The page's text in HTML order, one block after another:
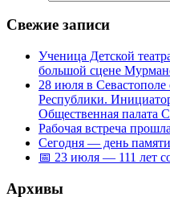
Свежие записи
Ученица Детской
большой сцене
28 июля в Севастополе
Республики.
Общественная палата
Рабочая встреча
Сегодня — день
📅 23 июля — 111 лет
Архивы